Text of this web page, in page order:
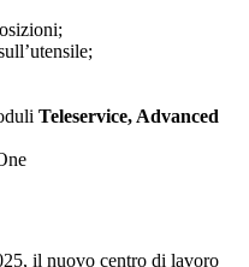
Teleservice, Advanced
il nuovo centro di lavoro